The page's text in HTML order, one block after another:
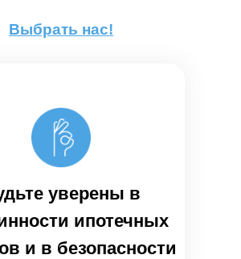
Выбрать нас!
уверены в
ипотечных
и в безопасности